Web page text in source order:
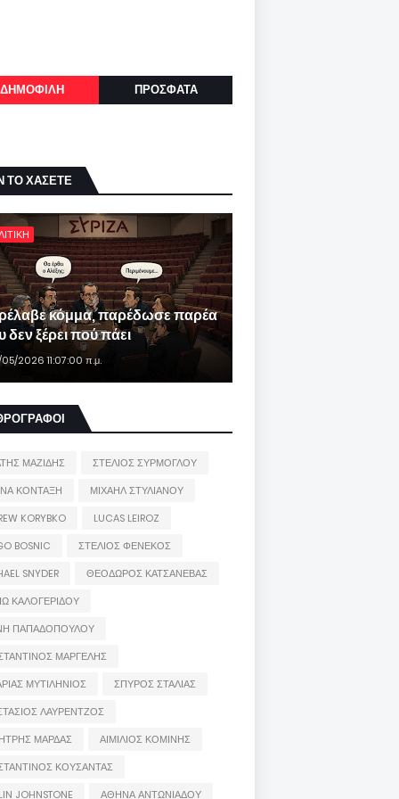
ΔΗΜΟΦΙΛΗ ΠΡΟΣΦΑΤΑ
ΤΟ ΧΑΣΕΤΕ
κόμμα, παρέδωσε παρέα
δεν ξέρει πού πάει
2026 11:07:00 π.μ.
ΜΑΖΙΔΗΣ
ΣΤΕΛΙΟΣ ΣΥΡΜΟΓΛΟΥ
ΚΟΝΤΑΞΗ
ΜΙΧΑΗΛ ΣΤΥΛΙΑΝΟΥ
KORYBKO
LUCAS LEIROZ
BOSNIC
ΣΤΕΛΙΟΣ ΦΕΝΕΚΟΣ
SNYDER
ΘΕΟΔΩΡΟΣ ΚΑΤΣΑΝΕΒΑΣ
ΚΑΛΟΓΕΡΙΔΟΥ
ΠΑΠΑΔΟΠΟΥΛΟΥ
ΜΑΡΓΕΛΗΣ
ΜΥΤΙΛΗΝΙΟΣ
ΣΠΥΡΟΣ ΣΤΑΛΙΑΣ
ΛΑΥΡΕΝΤΖΟΣ
ΜΑΡΔΑΣ
ΑΙΜΙΛΙΟΣ ΚΟΜΙΝΗΣ
ΚΟΥΣΑΝΤΑΣ
JOHNSTONE
ΑΘΗΝΑ ΑΝΤΩΝΙΑΔΟΥ